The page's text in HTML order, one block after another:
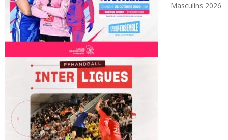
Masculins 2026